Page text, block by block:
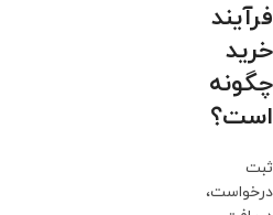
فرآیند
خرید
چگونه
است؟
ثبت
درخواست،